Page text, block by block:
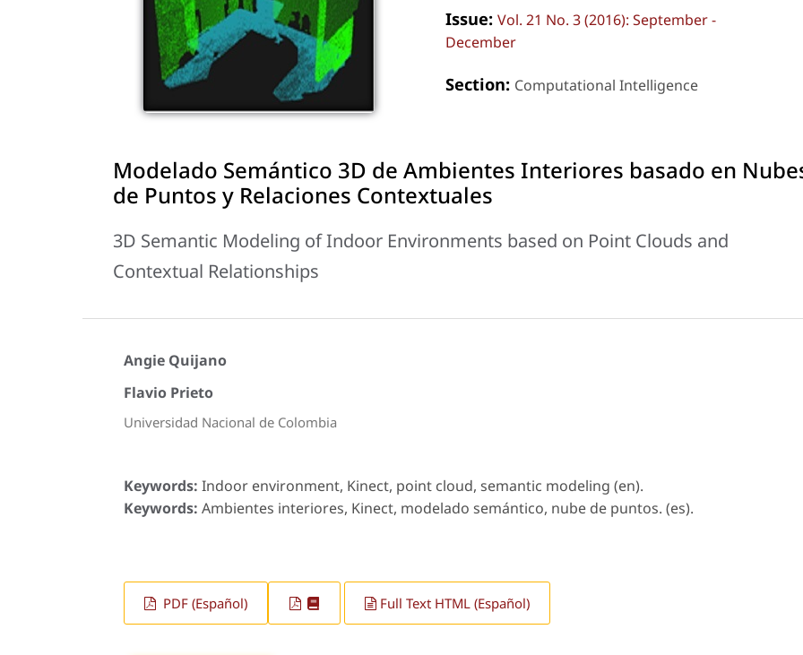
Issue: Vol. 21 No. 3 (2016): September -
December
Section: Computational Intelligence
Modelado Semántico 3D de Ambientes Interiores basado en
de Puntos y Relaciones Contextuales
3D Semantic Modeling of Indoor Environments based on Point Clouds and
Contextual Relationships
Angie Quijano
Flavio Prieto
Universidad Nacional de Colombia
Keywords: Indoor environment, Kinect, point cloud, semantic modeling (en).
Keywords: Ambientes interiores, Kinect, modelado semántico, nube de puntos. (es).
PDF (Español) Full Text HTML (Español)